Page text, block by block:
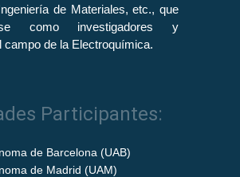
de Materiales, etc., que
como investigadores y
campo de la Electroquímica.
Participantes:
de Barcelona (UAB)
de Madrid (UAM)